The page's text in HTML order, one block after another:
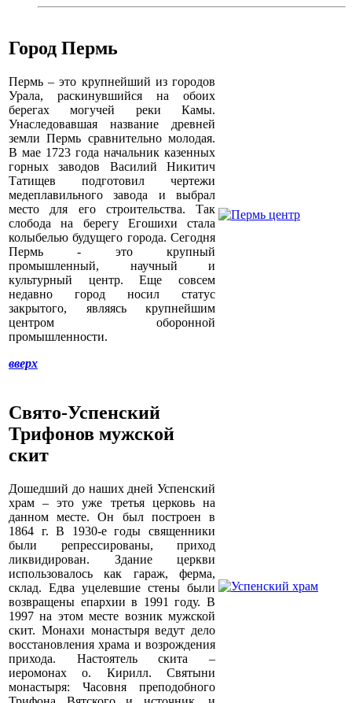
Город Пермь
Пермь – это крупнейший из городов
Урала, раскинувшийся на обоих
берегах могучей реки Камы.
Унаследовавшая название древней
земли Пермь сравнительно молодая.
В мае 1723 года начальник казенных
горных заводов Василий Никитич
Татищев подготовил чертежи
медеплавильного завода и выбрал
место для его строительства. Так
слобода на берегу Егошихи стала
колыбелью будущего города. Сегодня
Пермь - это крупный
промышленный, научный и
культурный центр. Еще совсем
недавно город носил статус
закрытого, являясь крупнейшим
центром оборонной
промышленности.
вверх
Свято-Успенский
Трифонов мужской
скит
Дошедший до наших дней Успенский
храм – это уже третья церковь на
данном месте. Он был построен в
1864 г. В 1930-е годы священники
были репрессированы, приход
ликвидирован. Здание церкви
использовалось как гараж, ферма,
склад. Едва уцелевшие стены были
возвращены епархии в 1991 году. В
1997 на этом месте возник мужской
скит. Монахи монастыря ведут дело
восстановления храма и возрождения
прихода. Настоятель скита –
иеромонах о. Кирилл. Святыни
монастыря: Часовня преподобного